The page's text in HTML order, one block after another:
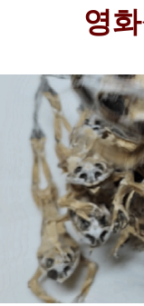
영